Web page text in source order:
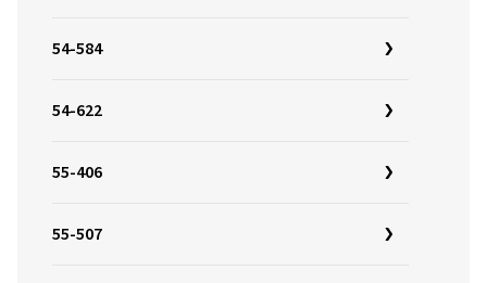
54-584
54-622
55-406
55-507